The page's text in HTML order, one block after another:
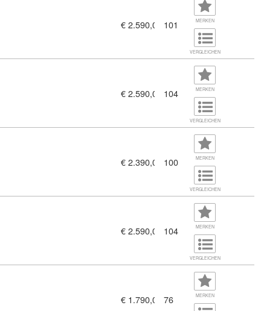
€ 2.590,00 101 MERKEN
VERGLEICHEN
€ 2.590,00 104 MERKEN
VERGLEICHEN
€ 2.390,00 100 MERKEN
VERGLEICHEN
€ 2.590,00 104 MERKEN
VERGLEICHEN
€ 1.790,00 76 MERKEN